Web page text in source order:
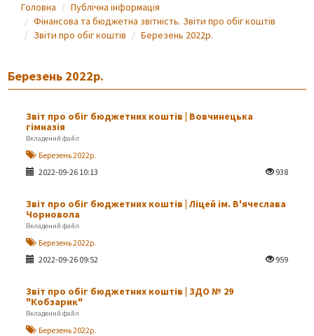
Головна
Публічна інформація
Фінансова та бюджетна звітність. Звіти про обіг коштів
Звіти про обіг коштів
Березень 2022р.
Березень 2022р.
Звіт про обіг бюджетних коштів | Вовчинецька
гімназія
Вкладений файл
Березень 2022р.
2022-09-26 10:13
938
Звіт про обіг бюджетних коштів | Ліцей ім. В'ячеслава
Чорновола
Вкладений файл
Березень 2022р.
2022-09-26 09:52
959
Звіт про обіг бюджетних коштів | ЗДО № 29
"Кобзарик"
Вкладений файл
Березень 2022р.